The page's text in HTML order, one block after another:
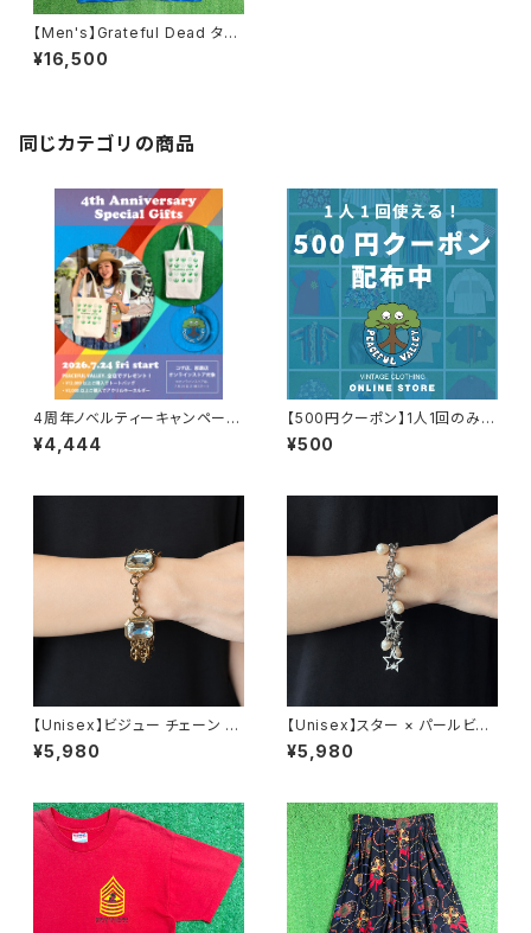
【Men's】Grateful Dead タイ
ダイ Tシャツ / グレートフルデッ
ド ティーシャツ T-Shirt 古着 バ
¥16,500
同じカテゴリの商品
4周年ノベルティーキャンペーン
開催中！
¥4,444
【500円クーポン】1人1回のみご
利用可能！
¥500
【Unisex】ビジュー チェーン ブ
レスレット / 古着 アクセサリー
N0737
¥5,980
【Unisex】スター × パールビー
ズ チャーム チェーン ブレスレッ
ト / 古着 アクセサリー N1109
¥5,980